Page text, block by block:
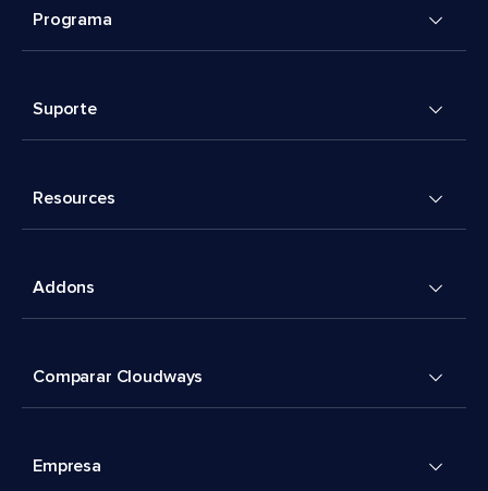
Programa
Suporte
Resources
Addons
Comparar Cloudways
Empresa